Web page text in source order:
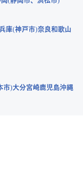
庫 神戸市 奈良和歌山
市 大分宮崎鹿児島沖縄